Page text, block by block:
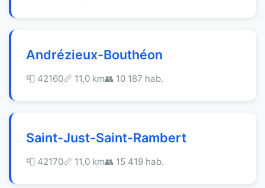
Andrézieux-Bouthéon
📮 42160📏 11,0 km👥 10 187 hab.
Saint-Just-Saint-Rambert
📮 42170📏 11,0 km👥 15 419 hab.